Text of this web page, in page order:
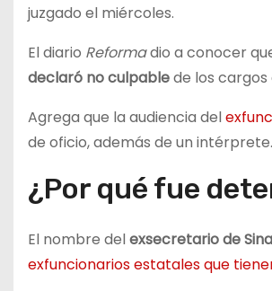
juzgado el miércoles.
El diario Reformadio a conocer
declaró no culpablede los cargos
Agrega que la audiencia del
de oficio, además de un intérprete.
¿Por qué fue
El nombre delexsecretario de
exfuncionarios estatales que